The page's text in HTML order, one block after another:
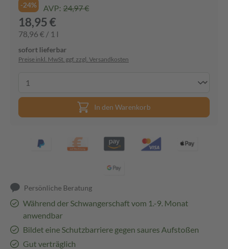
-24% AVP: 24,97 €
18,95 €
78,96 € / 1 l
sofort lieferbar
Preise inkl. MwSt. ggf. zzgl. Versandkosten
In den Warenkorb
Persönliche Beratung
Während der Schwangerschaft vom 1.-9. Monat
anwendbar
Bildet eine Schutzbarriere gegen saures Aufstoßen
Gut verträglich